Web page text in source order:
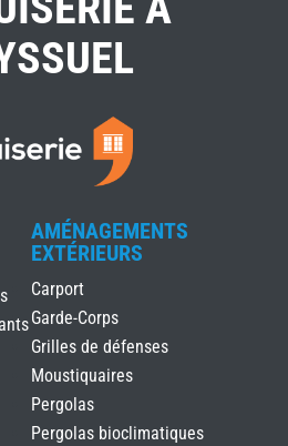
AMÉNAGEMENTS
EXTÉRIEURS
Carport
Garde-Corps
Grilles de défenses
Moustiquaires
Pergolas
Pergolas bioclimatiques